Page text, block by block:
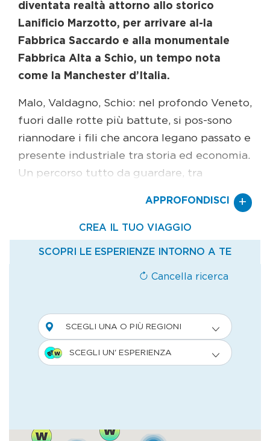
diventata realtà attorno allo storico
Lanificio Marzotto, per arrivare al-la
Fabbrica Saccardo e alla monumentale
Fabbrica Alta a Schio, un tempo nota
come la Manchester d’Italia.
Malo, Valdagno, Schio: nel profondo Veneto,
fuori dalle rotte più battute, si pos-sono
riannodare i fili che ancora legano passato e
presente industriale tra storia ed economia.
Un percorso tutto da guardare, tra
innovativa. Dalla Filanda Corielli a Malo, che
di Schio e Valdagno: non solo macchinari,
anche spazi pensati per i lavoratori, che
nell’ideale avrebbero lavorato meglio se
inseriti in un contesto armonioso e a misura
d’uomo. È così che da metà Ottocento in
Schio, nella Fabbrica Saccardo e
APPROFONDISCI +